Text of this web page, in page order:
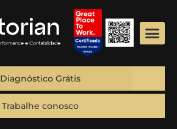
Diagnóstico Grátis
Trabalhe conosco